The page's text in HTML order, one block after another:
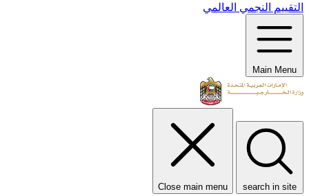
التقييم النجمي العالمي
Main Menu
search in site
Close main menu